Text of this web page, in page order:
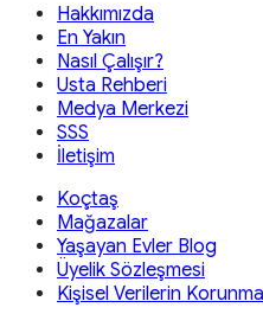
Hakkımızda
En Yakın
Nasıl Çalışır?
Usta Rehberi
Medya Merkezi
SSS
İletişim
Koçtaş
Mağazalar
Yaşayan Evler Blog
Üyelik Sözleşmesi
Kişisel Verilerin